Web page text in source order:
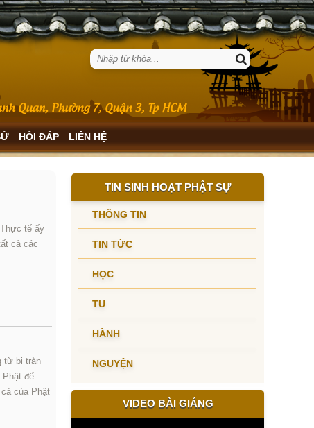
HỎI ĐÁP LIÊN HỆ
tế ấy
cả các
từ bi tràn
để
của Phật
TIN SINH HOẠT PHẬT SỰ
THÔNG TIN
TIN TỨC
HỌC
TU
HÀNH
NGUYỆN
VIDEO BÀI GIẢNG